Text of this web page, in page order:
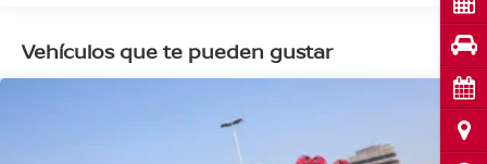
Vehículos que te pueden gustar